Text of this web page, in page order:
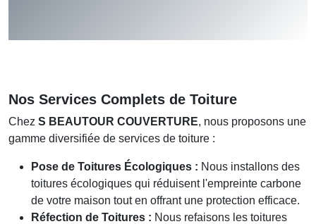
Nos Services Complets de Toiture
Chez S BEAUTOUR COUVERTURE, nous proposons une
gamme diversifiée de services de toiture :
Pose de Toitures Écologiques : Nous installons des
toitures écologiques qui réduisent l'empreinte carbone
de votre maison tout en offrant une protection efficace.
Réfection de Toitures : Nous refaisons les toitures